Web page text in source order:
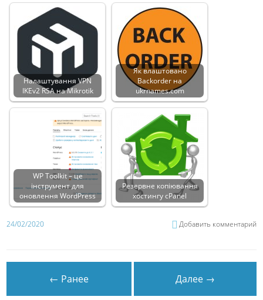
Налаштування VPN
IKEv2 RSA на Mikrotik
Як влаштовано
Backorder на
ukrnames.com
WP Toolkit – це
інструмент для
оновлення WordPress
Резервне копіювання
хостингу cPanel
24/02/2020 Добавить комментарий
← Ранее Далее →